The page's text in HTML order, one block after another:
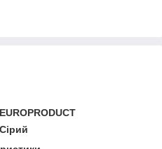
EUROPRODUCT
Сірий